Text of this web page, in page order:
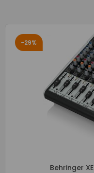
-29%
Behringer